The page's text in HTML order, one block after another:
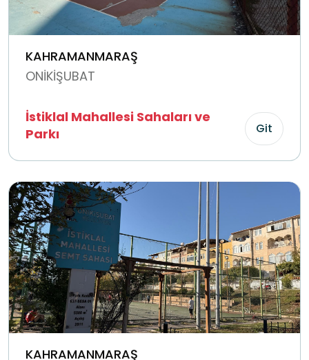
KAHRAMANMARAŞ
ONİKİŞUBAT
İstiklal Mahallesi Sahaları ve
Parkı
Git
KAHRAMANMARAŞ